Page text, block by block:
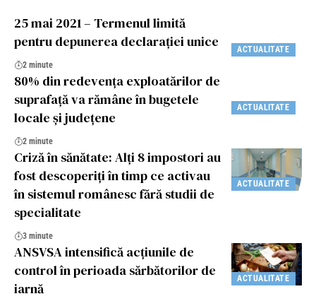
ACTUALITATE
25 mai 2021 – Termenul limită
pentru depunerea declaraţiei unice
2 minute
ACTUALITATE
80% din redevența exploatărilor de
suprafață va rămâne în bugetele
locale și județene
2 minute
ACTUALITATE
Criză în sănătate: Alţi 8 impostori au
fost descoperiţi în timp ce activau
în sistemul românesc fără studii de
specialitate
3 minute
ACTUALITATE
ANSVSA intensifică acțiunile de
control în perioada sărbătorilor de
iarnă